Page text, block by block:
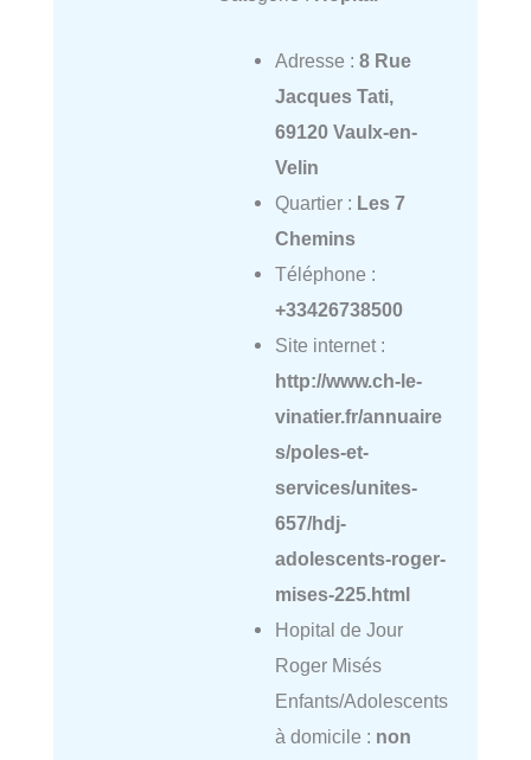
Adresse : 8 Rue
Jacques Tati,
69120 Vaulx-en-
Velin
Quartier : Les 7
Chemins
Téléphone :
+33426738500
Site internet :
http://www.ch-le-
vinatier.fr/annuaire
s/poles-et-
services/unites-
657/hdj-
adolescents-roger-
mises-225.html
Hopital de Jour
Roger Misés
Enfants/Adolescents
à domicile : non